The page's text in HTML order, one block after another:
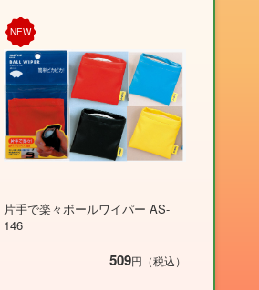
NEW
片手で楽々ボールワイパー AS-
146
509円（税込）